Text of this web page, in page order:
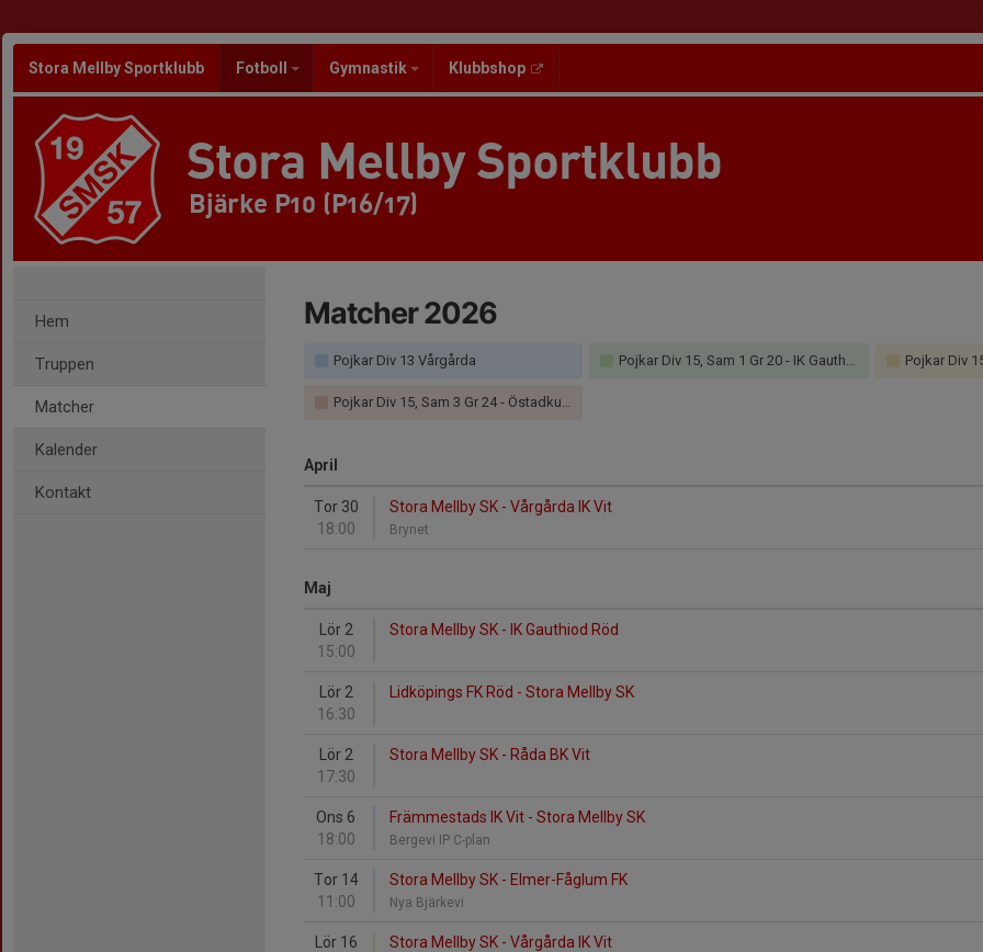
Stora Mellby Sportklubb Fotboll Gymnastik Klubbshop
Stora Mellby Sportklubb
Bjärke P10 (P16/17)
Hem
Truppen
Matcher
Kalender
Kontakt
Matcher 2026
Pojkar Div 13 Vårgårda Pojkar Div 15, Sam 1 Gr 20 - IK Gauthiod Röd (2/2) Pojkar Div
Pojkar Div 15, Sam 3 Gr 24 - Östadkulle SK
April
Tor 30
18:00
Stora Mellby SK - Vårgårda IK Vit
Brynet
Maj
Lör 2
15:00
Stora Mellby SK - IK Gauthiod Röd
Lör 2
16:30
Lidköpings FK Röd - Stora Mellby SK
Lör 2
17:30
Stora Mellby SK - Råda BK Vit
Ons 6
18:00
Främmestads IK Vit - Stora Mellby SK
Bergevi IP C-plan
Tor 14
11:00
Stora Mellby SK - Elmer-Fåglum FK
Nya Bjärkevi
Lör 16
Stora Mellby SK - Vårgårda IK Vit